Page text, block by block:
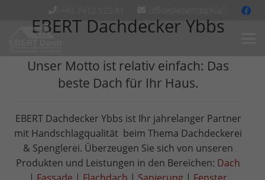
EBERT Dachdecker Ybbs
Unser Motto ist relativ einfach: Das
beste Dach für Ihr Haus.
EBERT Dachdecker Ybbs ist Ihr jahrelanger Partner
mit Handschlagqualität beim Thema Dachdeckerei
& Spenglerei. Überzeugen Sie sich von unseren
Produkten und Leistungen in den Bereichen: Dach